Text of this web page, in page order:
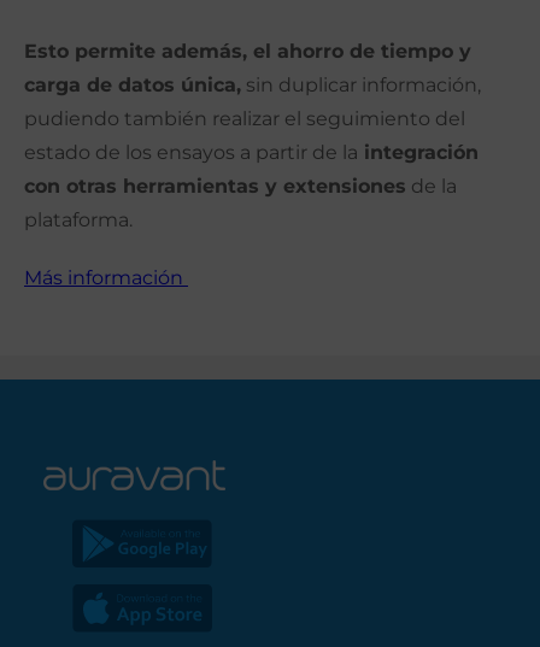
Esto permite además, el ahorro de tiempo y
carga de datos única, sin duplicar información,
pudiendo también realizar el seguimiento del
estado de los ensayos a partir de la integración
con otras herramientas y extensiones de la
plataforma.
Más información